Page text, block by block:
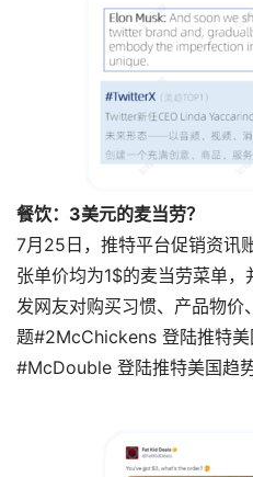
餐饮：3美元的麦当劳？
7月25日，推特平台促销资讯
张单价均为1$的麦当劳菜单，
发网友对购买习惯、产品物
题#2McChickens 登陆推特美
#McDouble 登陆推特美国趋势